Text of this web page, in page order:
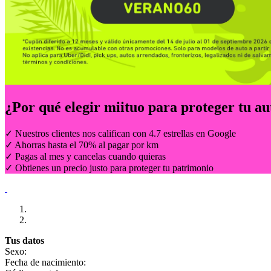
¿Por qué elegir miituo para proteger tu
✓ Nuestros clientes nos califican con 4.7 estrellas en Google
✓ Ahorras hasta el 70% al pagar por km
✓ Pagas al mes y cancelas cuando quieras
✓ Obtienes un precio justo para proteger tu patrimonio
Tus datos
Sexo:
Fecha de nacimiento: